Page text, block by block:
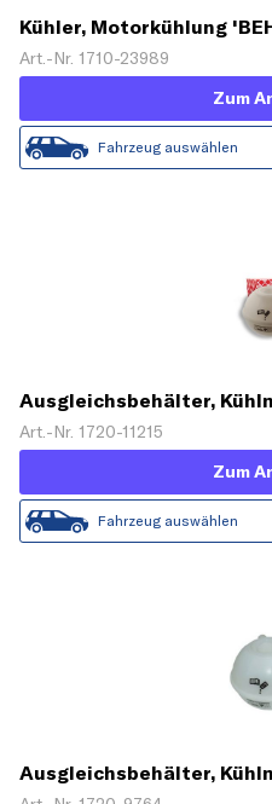
Kühler, Motorkühlung
Version ALTERNATIVE'
Art.-Nr. 1710-23989
Zum
Fahrzeug auswählen
Ausgleichsbehälter,
Art.-Nr. 1720-11215
Zum
Fahrzeug auswählen
Ausgleichsbehälter,